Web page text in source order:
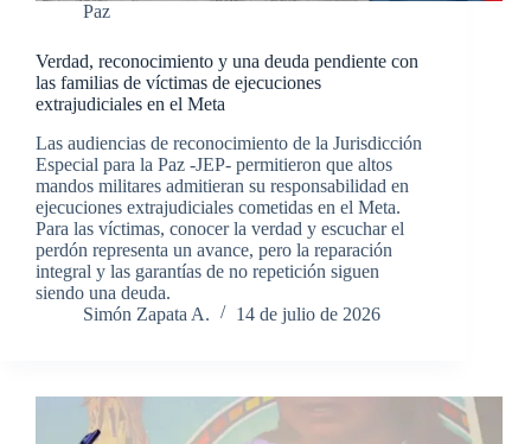
Paz
Verdad, reconocimiento y una deuda pendiente con
las familias de víctimas de ejecuciones
extrajudiciales en el Meta
Las audiencias de reconocimiento de la Jurisdicción
Especial para la Paz -JEP- permitieron que altos
mandos militares admitieran su responsabilidad en
ejecuciones extrajudiciales cometidas en el Meta.
Para las víctimas, conocer la verdad y escuchar el
perdón representa un avance, pero la reparación
integral y las garantías de no repetición siguen
siendo una deuda.
Simón Zapata A.
14 de julio de 2026